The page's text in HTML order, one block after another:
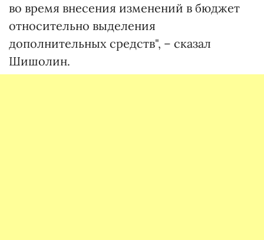
во время внесения изменений в бюджет
относительно выделения
дополнительных средств", – сказал
Шишолин.